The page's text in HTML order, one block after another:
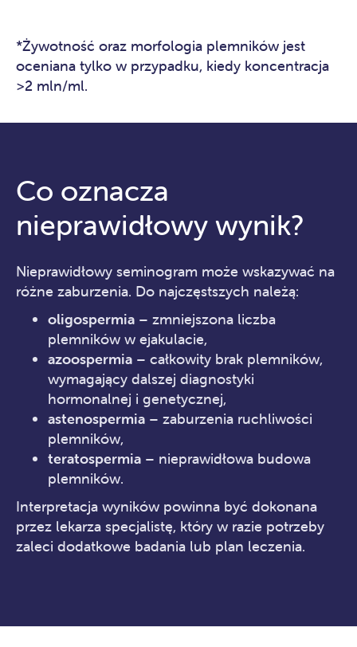
*Żywotność oraz morfologia plemników jest
oceniana tylko w przypadku, kiedy koncentracja
>2 mln/ml.
Co oznacza
nieprawidłowy wynik?
Nieprawidłowy seminogram może wskazywać na
różne zaburzenia. Do najczęstszych należą:
oligospermia – zmniejszona liczba
plemników w ejakulacie,
azoospermia – całkowity brak plemników,
wymagający dalszej diagnostyki
hormonalnej i genetycznej,
astenospermia – zaburzenia ruchliwości
plemników,
teratospermia – nieprawidłowa budowa
plemników.
Interpretacja wyników powinna być dokonana
przez lekarza specjalistę, który w razie potrzeby
zaleci dodatkowe badania lub plan leczenia.